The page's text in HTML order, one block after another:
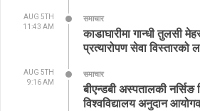
AUG 5TH
11:43 AM
समाचार
काडाघारीमा गान्धी तुलसी
प्रत्यारोपण सेवा विस्तारको
AUG 5TH
9:16 AM
समाचार
बीएन्डबी अस्पतालकी नर्सिङ
विश्वविद्यालय अनुदान